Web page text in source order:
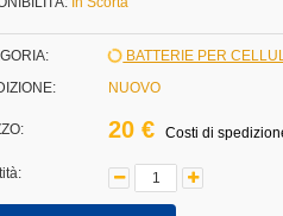
BATTERIE PER
NUOVO
20 € Costi di